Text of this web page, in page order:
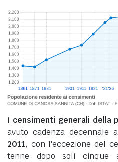
I censimenti generali della
avuto cadenza
2011, con l'eccezione del
tenne dopo soli cinque